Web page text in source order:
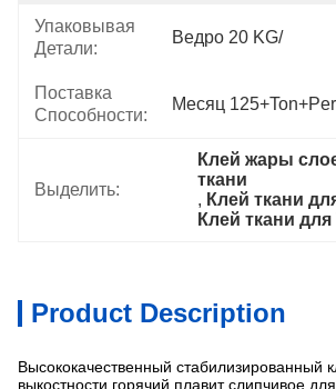
Упаковывая
Детали:
Ведро 20 KG/
Поставка
Способности:
Месяц 125+Ton+per
Выделить:
Клей жары
ткани
, Клей ткани
Клей ткани
Product Description
Высококачественный стабилизированный
выкостности горячий плавит слипчивое